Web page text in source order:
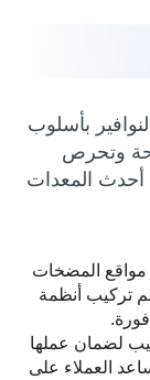
بأسلوب
وتحرص
أحدث المعدات
مواقع المضخات
تركيب أنظمة
لضمان عملها
العملاء على